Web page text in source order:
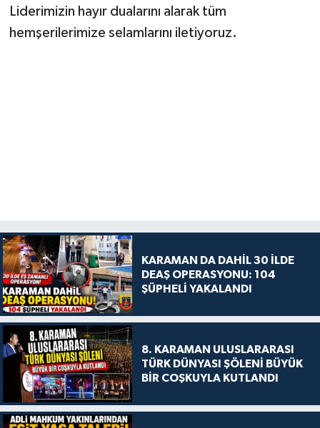
Liderimizin hayır dualarını alarak tüm
hemşerilerimize selamlarını iletiyoruz.
KARAMAN DA DAHİL 30 İLDE
DEAŞ OPERASYONU: 104
ŞÜPHELİ YAKALANDI
8. KARAMAN ULUSLARARASI
TÜRK DÜNYASI ŞÖLENİ BÜYÜK
BİR COŞKUYLA KUTLANDI